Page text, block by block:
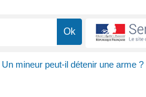
Un mineur peut-il détenir une arme ?